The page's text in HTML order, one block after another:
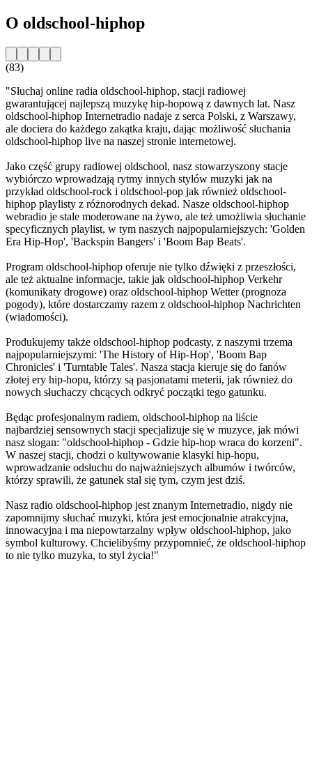
O oldschool-hiphop
(83)
"Słuchaj online radia oldschool-hiphop, stacji radiowej
gwarantującej najlepszą muzykę hip-hopową z dawnych lat. Nasz
oldschool-hiphop Internetradio nadaje z serca Polski, z Warszawy,
ale dociera do każdego zakątka kraju, dając możliwość słuchania
oldschool-hiphop live na naszej stronie internetowej.
Jako część grupy radiowej oldschool, nasz stowarzyszony stacje
wybiórczo wprowadzają rytmy innych stylów muzyki jak na
przykład oldschool-rock i oldschool-pop jak również oldschool-
hiphop playlisty z różnorodnych dekad. Nasze oldschool-hiphop
webradio je stale moderowane na żywo, ale też umożliwia słuchanie
specyficznych playlist, w tym naszych najpopularniejszych: 'Golden
Era Hip-Hop', 'Backspin Bangers' i 'Boom Bap Beats'.
Program oldschool-hiphop oferuje nie tylko dźwięki z przeszłości,
ale też aktualne informacje, takie jak oldschool-hiphop Verkehr
(komunikaty drogowe) oraz oldschool-hiphop Wetter (prognoza
pogody), które dostarczamy razem z oldschool-hiphop Nachrichten
(wiadomości).
Produkujemy także oldschool-hiphop podcasty, z naszymi trzema
najpopularniejszymi: 'The History of Hip-Hop', 'Boom Bap
Chronicles' i 'Turntable Tales'. Nasza stacja kieruje się do fanów
złotej ery hip-hopu, którzy są pasjonatami meterii, jak również do
nowych słuchaczy chcących odkryć początki tego gatunku.
Będąc profesjonalnym radiem, oldschool-hiphop na liście
najbardziej sensownych stacji specjalizuje się w muzyce, jak mówi
nasz slogan: "oldschool-hiphop - Gdzie hip-hop wraca do korzeni".
W naszej stacji, chodzi o kultywowanie klasyki hip-hopu,
wprowadzanie odsłuchu do najważniejszych albumów i twórców,
którzy sprawili, że gatunek stał się tym, czym jest dziś.
Nasz radio oldschool-hiphop jest znanym Internetradio, nigdy nie
zapomnijmy słuchać muzyki, która jest emocjonalnie atrakcyjna,
innowacyjna i ma niepowtarzalny wpływ oldschool-hiphop, jako
symbol kulturowy. Chcielibyśmy przypomnieć, że oldschool-hiphop
to nie tylko muzyka, to styl życia!"